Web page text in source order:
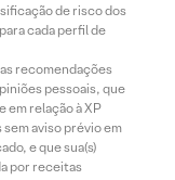
de risco dos
cada perfil de
recomendações
pessoais, que
em relação à XP
aviso prévio em
e que sua(s)
por receitas